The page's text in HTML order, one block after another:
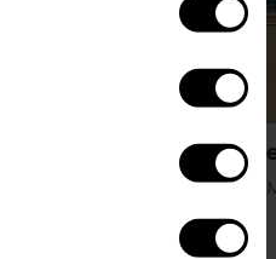
La
Playa,